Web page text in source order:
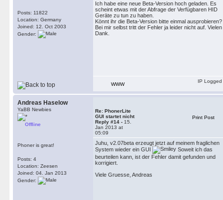
Posts: 11822
Location: Germany
Joined: 12. Oct 2003
Gender:
Ich habe eine neue Beta-Version hoch geladen. Es
scheint etwas mit der Abfrage der Verfügbaren HID
Geräte zu tun zu haben.
Könnt ihr die Beta-Version bitte einmal ausprobieren?
Bei mir selbst tritt der Fehler ja leider nicht auf. Vielen
Dank.
WWW
IP Logged
Andreas Haselow
YaBB Newbies
Offline
Phoner is great!
Posts: 4
Location: Zeesen
Joined: 04. Jan 2013
Gender:
Re: PhonerLite
GUI startet nicht
Reply #14 - 15.
Jan 2013 at
05:09
Print Post
Juhu, v2.07beta erzeugt jetzt auf meinem fraglichen
System wieder ein GUI
Soweit ich das
beurteilen kann, ist der Fehler damit gefunden und
korrigiert.
Viele Gruesse, Andreas